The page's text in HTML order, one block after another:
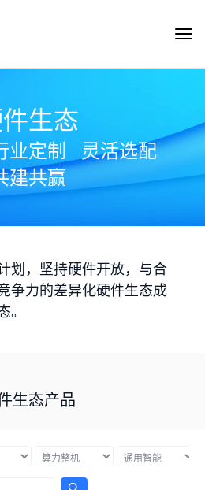
生态
业定制
灵活选配
建共赢
划，坚持硬件开放，与合
争力的差异化硬件生态成
生态产品